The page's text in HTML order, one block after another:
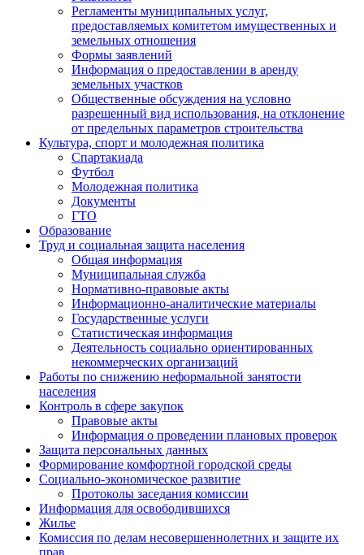
Регламенты муниципальных услуг,
предоставляемых комитетом имущественных и
земельных отношения
Формы заявлений
Информация о предоставлении в аренду
земельных участков
Общественные обсуждения на условно
разрешенный вид использования, на отклонение
от предельных параметров строительства
Культура, спорт и молодежная политика
Спартакиада
Футбол
Молодежная политика
Документы
ГТО
Образование
Труд и социальная защита населения
Общая информация
Муниципальная служба
Нормативно-правовые акты
Информационно-аналитические материалы
Государственные услуги
Статистическая информация
Деятельность социально ориентированных
некоммерческих организаций
Работы по снижению неформальной занятости
населения
Контроль в сфере закупок
Правовые акты
Информация о проведении плановых проверок
Защита персональных данных
Формирование комфортной городской среды
Социально-экономическое развитие
Протоколы заседания комиссии
Информация для освободившихся
Жилье
Комиссия по делам несовершеннолетних и защите их
прав